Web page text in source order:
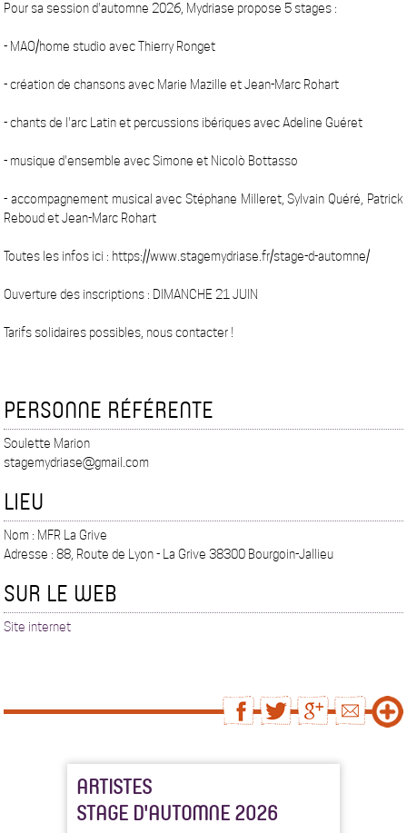
Pour sa session d'automne 2026, Mydriase propose 5 stages :
- MAO/home studio avec Thierry Ronget
- création de chansons avec Marie Mazille et Jean-Marc Rohart
- chants de l'arc Latin et percussions ibériques avec Adeline Guéret
- musique d'ensemble avec Simone et Nicolò Bottasso
- accompagnement musical avec Stéphane Milleret, Sylvain Quéré, Patrick
Reboud et Jean-Marc Rohart
Toutes les infos ici : https://www.stagemydriase.fr/stage-d-automne/
Ouverture des inscriptions : DIMANCHE 21 JUIN
Tarifs solidaires possibles, nous contacter !
PERSONNE RÉFÉRENTE
Soulette Marion
stagemydriase@gmail.com
LIEU
Nom : MFR La Grive
Adresse : 88, Route de Lyon - La Grive 38300 Bourgoin-Jallieu
SUR LE WEB
Site internet
ARTISTES
STAGE D'AUTOMNE 2026